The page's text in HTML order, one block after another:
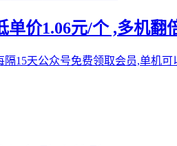
单价1.06元/个 ,多机翻
隔15天公众号免费领取会员,单机